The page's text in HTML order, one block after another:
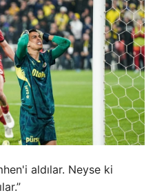
aldılar. Neyse ki